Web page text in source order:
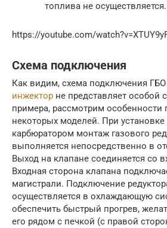
топлива не осуществляется.
https://youtube.com/
Схема подключения
Как видим, схема подключения ГБО
инжектор не представляет особой
примера, рассмотрим
некоторых моделей. При
карбюратором монтаж газового
выполняется непосредственно в
Выход на клапане соединяется со
Входная сторона клапана
магистрали. Подключение
осуществляется в охлаждающую
обеспечить быстрый прогрев,
его рядом с печкой (с правой